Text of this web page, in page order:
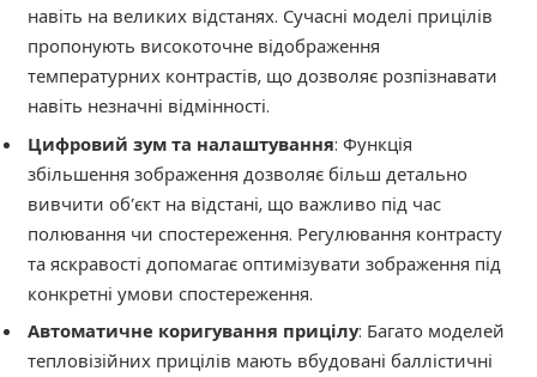
навіть на великих відстанях. Сучасні моделі прицілів
пропонують високоточне відображення
температурних контрастів, що дозволяє розпізнавати
навіть незначні відмінності.
Цифровий зум та налаштування: Функція
збільшення зображення дозволяє більш детально
вивчити об’єкт на відстані, що важливо під час
полювання чи спостереження. Регулювання контрасту
та яскравості допомагає оптимізувати зображення під
конкретні умови спостереження.
Автоматичне коригування прицілу: Багато моделей
тепловізійних прицілів мають вбудовані баллістичні